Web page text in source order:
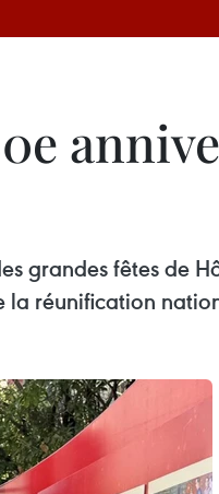
grandes fêtes de
réunification